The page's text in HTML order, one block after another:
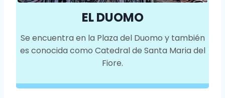
EL DUOMO
Se encuentra en la Plaza del Duomo y también
es conocida como Catedral de Santa Maria del
Fiore.